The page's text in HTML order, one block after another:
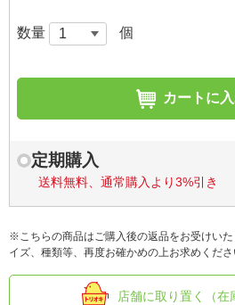
数量 個
カートに
定期購入
送料無料、通常購入より3%引き
※こちらの商品はご購入後の返品をお受けい
イズ、種類等、再度お確かめの上お求めくださ
店舗に取り置く（在